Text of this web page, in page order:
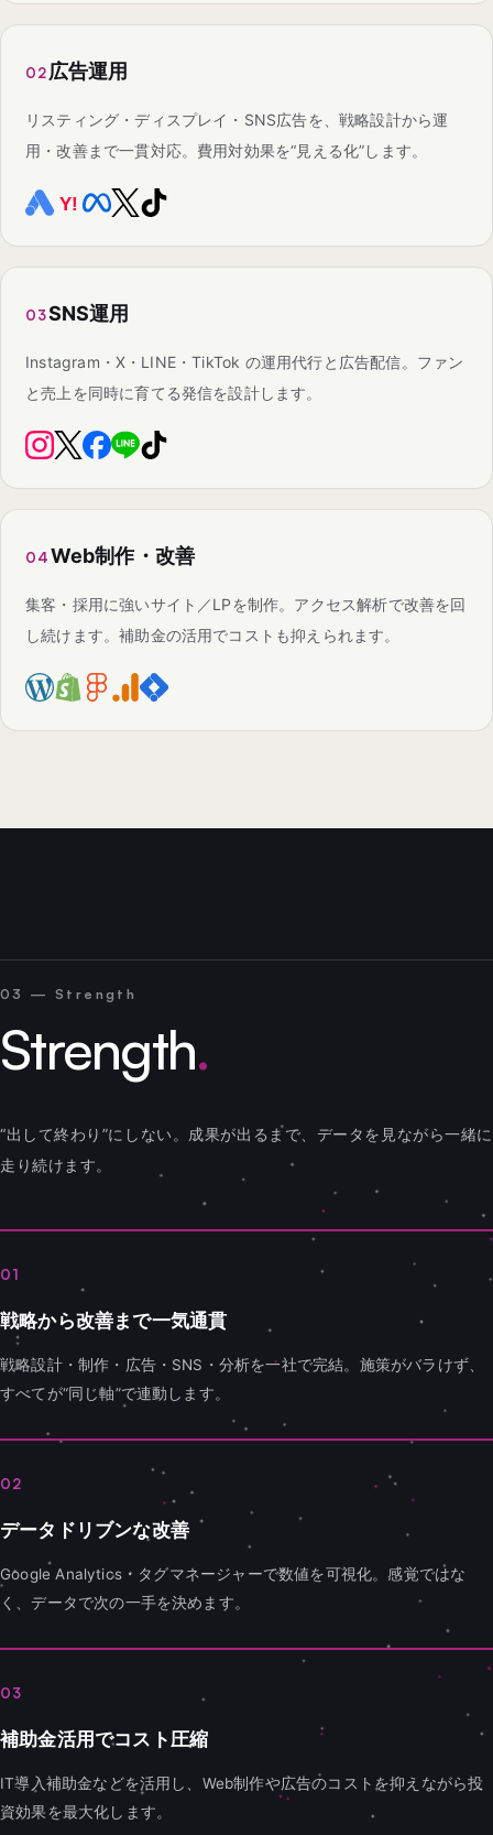
02 広告運用
リスティング・ディスプレイ・SNS広告を、戦略設計から運
用・改善まで一貫対応。費用対効果を“見える化”します。
03SNS運用
Instagram・X・LINE・TikTok の運用代行と広告配信。ファン
と売上を同時に育てる発信を設計します。
04Web制作・改善
集客・採用に強いサイト／LPを制作。アクセス解析で改善を回
し続けます。補助金の活用でコストも抑えられます。
03 — Strength
Strength.
“出して終わり”にしない。成果が出るまで、データを見ながら一緒に
走り続けます。
01
戦略から改善まで一気通貫
戦略設計・制作・広告・SNS・分析を一社で完結。施策がバラけず、
すべてが“同じ軸”で連動します。
02
データドリブンな改善
Google Analytics・タグマネージャーで数値を可視化。感覚ではな
く、データで次の一手を決めます。
03
補助金活用でコスト圧縮
IT導入補助金などを活用し、Web制作や広告のコストを抑えながら投
資効果を最大化します。